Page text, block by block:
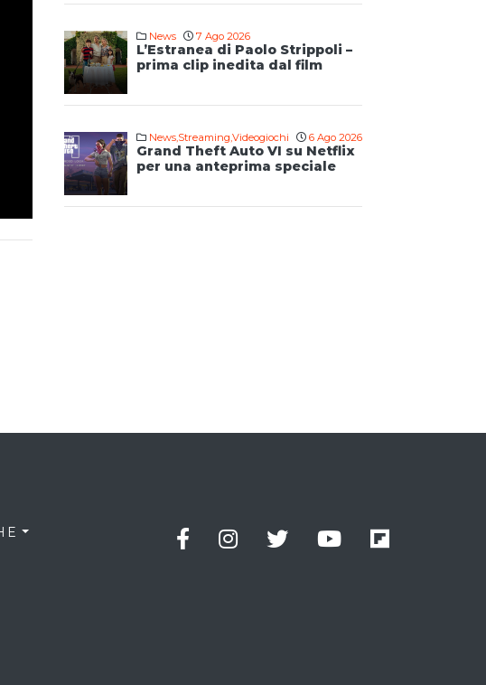
News 7 Ago 2026
L’Estranea di Paolo Strippoli –
prima clip inedita dal film
News,Streaming,Videogiochi 6 Ago 2026
Grand Theft Auto VI su Netflix
per una anteprima speciale